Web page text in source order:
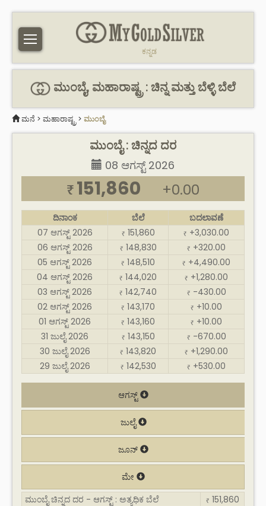
ಕನ್ನಡ
ಮುಂಬೈ, ಮಹಾರಾಷ್ಟ್ರ : ಚಿನ್ನ ಮತ್ತು ಬೆಳ್ಳಿ ಬೆಲೆ
ಮನೆ > ಮಹಾರಾಷ್ಟ್ರ > ಮುಂಬೈ
ಮುಂಬೈ : ಚಿನ್ನದ ದರ
08 ಆಗಸ್ಟ್ 2026
₹ 151,860 +0.00
ದಿನಾಂಕ ಬೆಲೆ
ಬದಲಾವಣೆ
07 ಆಗಸ್ಟ್ 2026
₹ 151,860 ₹ +3,030.00
06 ಆಗಸ್ಟ್ 2026
₹ 148,830 ₹ +320.00
05 ಆಗಸ್ಟ್ 2026
₹ 148,510 ₹ +4,490.00
04 ಆಗಸ್ಟ್ 2026
₹ 144,020 ₹ +1,280.00
03 ಆಗಸ್ಟ್ 2026
₹ 142,740 ₹ -430.00
02 ಆಗಸ್ಟ್ 2026
₹ 143,170 ₹ +10.00
01 ಆಗಸ್ಟ್ 2026
₹ 143,160 ₹ +10.00
31 ಜುಲೈ 2026
₹ 143,150 ₹ -670.00
30 ಜುಲೈ 2026
₹ 143,820 ₹ +1,290.00
29 ಜುಲೈ 2026
₹ 142,530 ₹ +530.00
ಆಗಸ್ಟ್
ಜುಲೈ
ಜೂನ್
ಮೇ
ಮುಂಬೈ ಚಿನ್ನದ ದರ - ಆಗಸ್ಟ್ : ಅತ್ಯಧಿಕ ಬೆಲೆ
₹ 151,860